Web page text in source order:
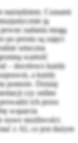
narzędziem. Czasami
ją
zadania mogą
po prostu są zajęci
sztuczna
wartość
– docelowo każdy
a każdy
pomoże. Dzisiaj
czy online
ich przez
wsparcia
nowe możliwości.
z AI, co jest dużym